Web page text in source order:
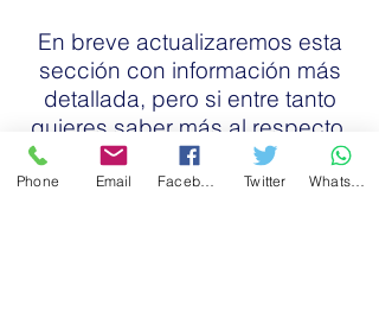
En breve actualizaremos esta
sección con información más
detallada, pero si entre tanto
quieres saber más al respecto,
no dudes en ponerte en
contacto con nosotros sin
Phone Email Twitter